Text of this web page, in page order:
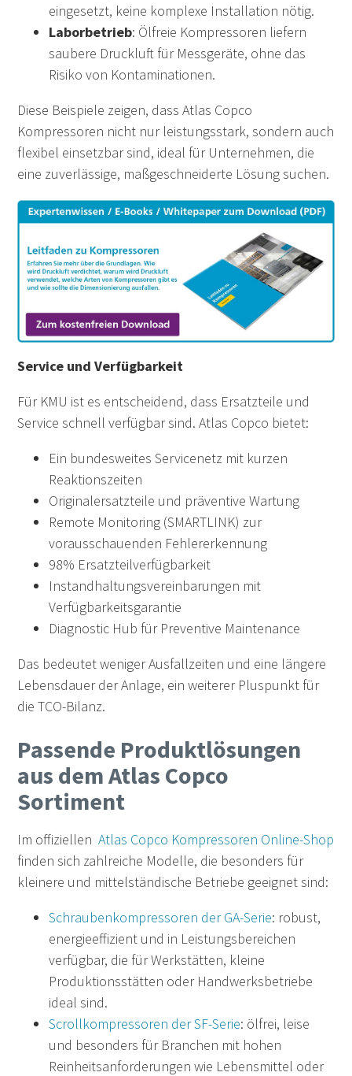
eingesetzt, keine komplexe Installation nötig.
Laborbetrieb: Ölfreie Kompressoren liefern
saubere Druckluft für Messgeräte, ohne das
Risiko von Kontaminationen.
Diese Beispiele zeigen, dass Atlas Copco
Kompressoren nicht nur leistungsstark, sondern auch
flexibel einsetzbar sind, ideal für Unternehmen, die
eine zuverlässige, maßgeschneiderte Lösung suchen.
Service und Verfügbarkeit
Für KMU ist es entscheidend, dass Ersatzteile und
Service schnell verfügbar sind. Atlas Copco bietet:
Ein bundesweites Servicenetz mit kurzen
Reaktionszeiten
Originalersatzteile und präventive Wartung
Remote Monitoring (SMARTLINK) zur
vorausschauenden Fehlererkennung
98% Ersatzteilverfügbarkeit
Instandhaltungsvereinbarungen mit
Verfügbarkeitsgarantie
Diagnostic Hub für Preventive Maintenance
Das bedeutet weniger Ausfallzeiten und eine längere
Lebensdauer der Anlage, ein weiterer Pluspunkt für
die TCO-Bilanz.
Passende Produktlösungen
aus dem Atlas Copco
Sortiment
Im offiziellen Atlas Copco Kompressoren Online-Shop
finden sich zahlreiche Modelle, die besonders für
kleinere und mittelständische Betriebe geeignet sind:
Schraubenkompressoren der GA-Serie: robust,
energieeffizient und in Leistungsbereichen
verfügbar, die für Werkstätten, kleine
Produktionsstätten oder Handwerksbetriebe
ideal sind.
Scrollkompressoren der SF-Serie: ölfrei, leise
und besonders für Branchen mit hohen
Reinheitsanforderungen wie Lebensmittel oder